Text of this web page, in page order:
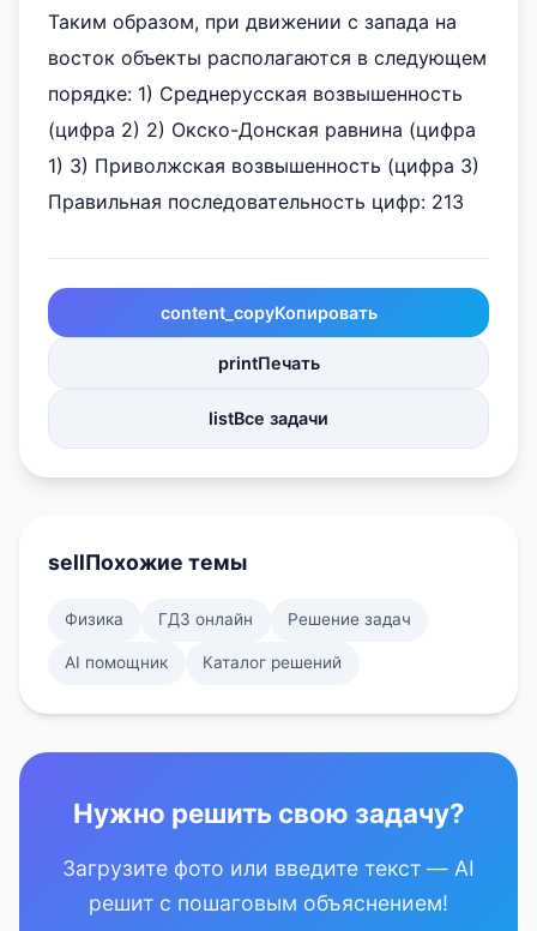
Таким образом, при движении с запада на
восток объекты располагаются в следующем
порядке: 1) Среднерусская возвышенность
(цифра 2) 2) Окско-Донская равнина (цифра
1) 3) Приволжская возвышенность (цифра 3)
Правильная последовательность цифр: 213
content_copyКопировать
printПечать
listВсе задачи
sellПохожие темы
Физика ГДЗ онлайн Решение задач
AI помощник Каталог решений
Нужно решить свою задачу?
Загрузите фото или введите текст — AI
решит с пошаговым объяснением!